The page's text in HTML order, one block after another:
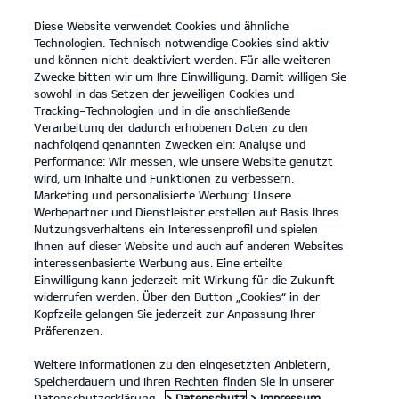
open
menu
KONTAKT
BARRIEREFREIHEIT
BARRIEREFREIHEIT
Barrierefreiheitserklärung
Erstellt am: 3. Juni 2025
Letzte Aktualisierung: 29. Juli 2025
Einleitung
Dienstleistungen barrierefrei zu gestalten, in
Übereinstimmung mit dem
Diese Website verwendet Cookies und ähnliche
Technologien. Technisch notwendige Cookies sind aktiv
und können nicht deaktiviert werden. Für alle weiteren
Zwecke bitten wir um Ihre Einwilligung. Damit willigen Sie
sowohl in das Setzen der jeweiligen Cookies und
Tracking-Technologien und in die anschließende
Verarbeitung der dadurch erhobenen Daten zu den
nachfolgend genannten Zwecken ein: Analyse und
Performance: Wir messen, wie unsere Website genutzt
wird, um Inhalte und Funktionen zu verbessern.
Marketing und personalisierte Werbung: Unsere
Werbepartner und Dienstleister erstellen auf Basis Ihres
Nutzungsverhaltens ein Interessenprofil und spielen
Ihnen auf dieser Website und auch auf anderen Websites
interessenbasierte Werbung aus. Eine erteilte
Einwilligung kann jederzeit mit Wirkung für die Zukunft
widerrufen werden. Über den Button „Cookies“ in der
Kopfzeile gelangen Sie jederzeit zur Anpassung Ihrer
Präferenzen.
Weitere Informationen zu den eingesetzten Anbietern,
Speicherdauern und Ihren Rechten finden Sie in unserer